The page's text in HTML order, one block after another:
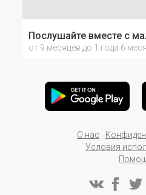
Послушайте вместе с
от 9 месяцев до 1 года 6
О нас
Условия